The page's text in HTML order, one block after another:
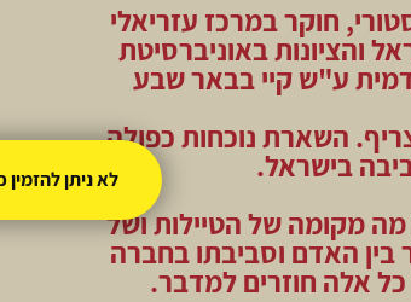
חוקר במרכז עזריאלי
והציונות באוניברסיטת
ע"ש קיי בבאר שבע
השארת נוכחות כפולה
בישראל.
מה מקומה של הטיילות ושל
האדם וסביבתו בחברה
כל אלה חוזרים למדבר.
לא ניתן